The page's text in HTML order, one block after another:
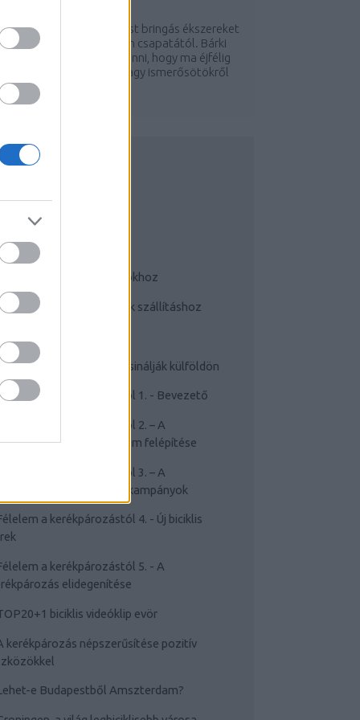
45000 forint értékben ezüst bringás ékszereket
holnap a Körben csapatától. Bárki
nyerhet, csak annyit kell tenni, hogy ma éjfélig
feltegyetek magatokról vagy ismerősötökről
egy aktuális őszi...
tippek
Kerékpárok a mindennapokhoz
cargo bringák szállításhoz
Cyclechic.hu on tour: Így csinálják külföldön
a kerékpározástól 1. - Bevezető
Félelem a kerékpározástól 2. – A
való félelem felépítése
Félelem a kerékpározástól 3. – A
népszerűsítő kampányok
a kerékpározástól 4. - Új biciklis
a kerékpározástól 5. - A
elidegenítése
biciklis videóklip evör
kerékpározás népszerűsítése pozitív
e Budapestből Amszterdam?